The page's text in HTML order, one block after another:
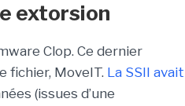
extorsion
Clop. Ce dernier
fichier, MoveIT. La SSII avait
(issues d’une